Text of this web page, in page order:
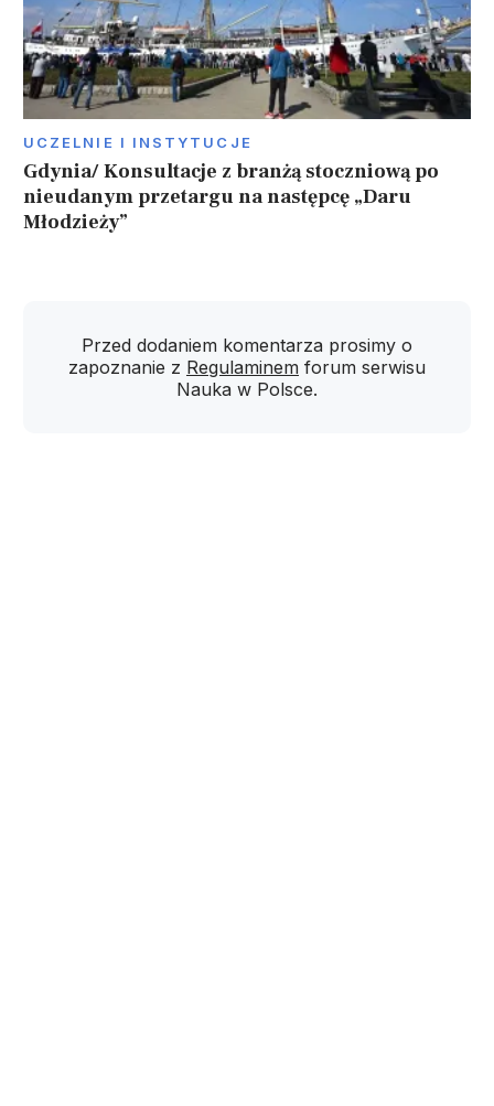
UCZELNIE I INSTYTUCJE
Gdynia/ Konsultacje z branżą stoczniową po
nieudanym przetargu na następcę „Daru
Młodzieży”
Przed dodaniem komentarza prosimy o
zapoznanie z Regulaminem forum serwisu
Nauka w Polsce.